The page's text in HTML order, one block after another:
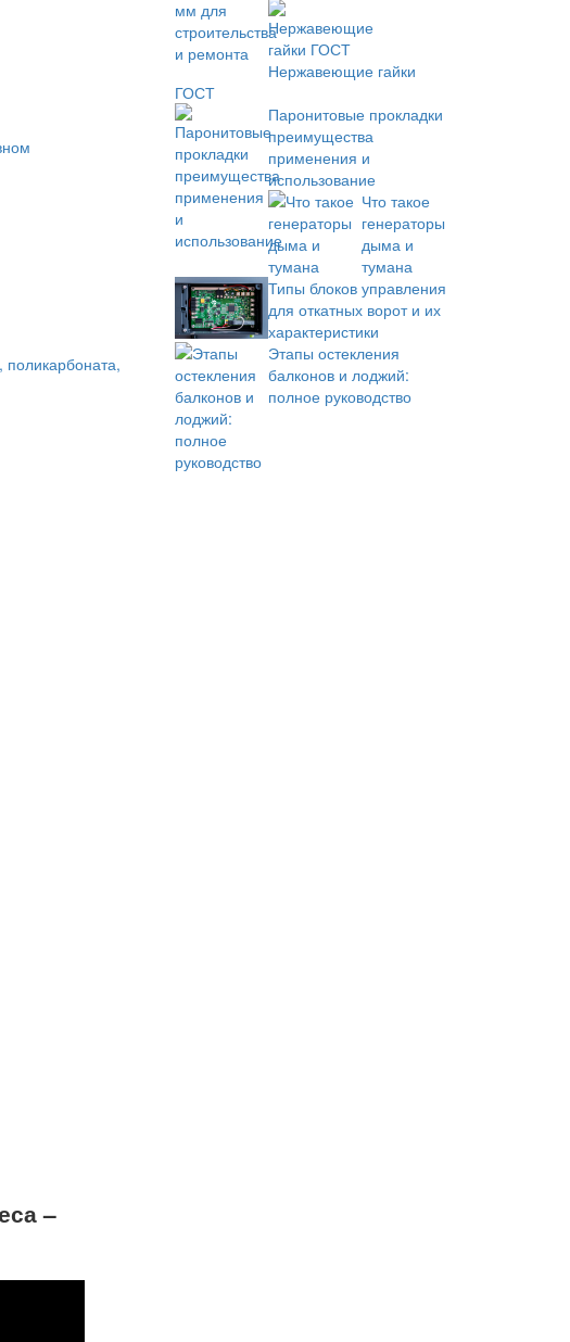
–
Нержавеющие гайки
ГОСТ
Паронитовые прокладки
преимущества
применения и
использование
Что такое
генераторы
дыма и
тумана
Типы блоков управления
для откатных ворот и их
характеристики
Этапы остекления
балконов и лоджий:
полное руководство